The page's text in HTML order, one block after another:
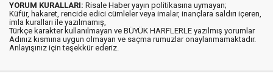
YORUM KURALLARI: Risale Haber yayın politikasına uymayan;
Küfür, hakaret, rencide edici cümleler veya imalar, inançlara saldırı içeren,
imla kuralları ile yazılmamış,
Türkçe karakter kullanılmayan ve BÜYÜK HARFLERLE yazılmış yorumlar
Adınız kısmına uygun olmayan ve saçma rumuzlar onaylanmamaktadır.
Anlayışınız için teşekkür ederiz.